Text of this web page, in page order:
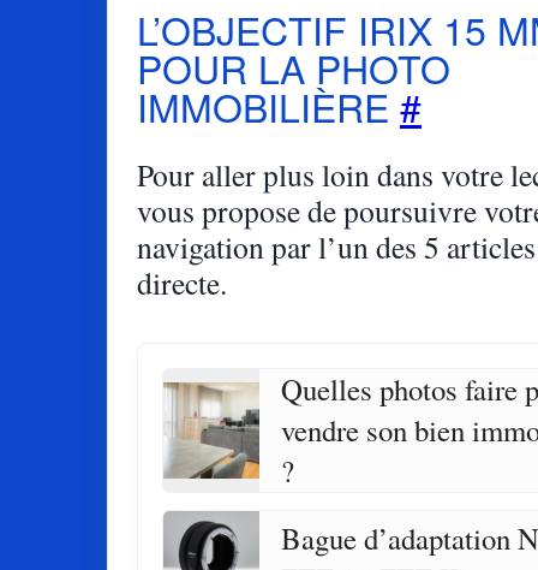
L’OBJECTIF IRIX 15
POUR LA PHOTO
IMMOBILIÈRE #
Pour aller plus loin dans votre
vous propose de poursuivre
navigation par l’un des 5
directe.
Quelles photos faire
vendre son bien
?
Bague d’adaptation